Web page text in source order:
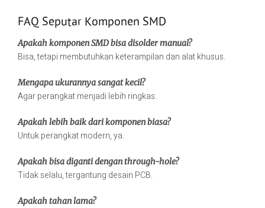
FAQ Seputar Komponen SMD
Apakah komponen SMD bisa disolder manual?
Bisa, tetapi membutuhkan keterampilan dan alat khusus.
Mengapa ukurannya sangat kecil?
Agar perangkat menjadi lebih ringkas.
Apakah lebih baik dari komponen biasa?
Untuk perangkat modern, ya.
Apakah bisa diganti dengan through-hole?
Tidak selalu, tergantung desain PCB.
Apakah tahan lama?